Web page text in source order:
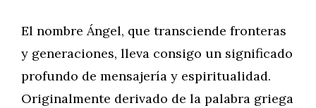
El nombre Ángel, que transciende fronteras
y generaciones, lleva consigo un significado
profundo de mensajería y espiritualidad.
Originalmente derivado de la palabra griega